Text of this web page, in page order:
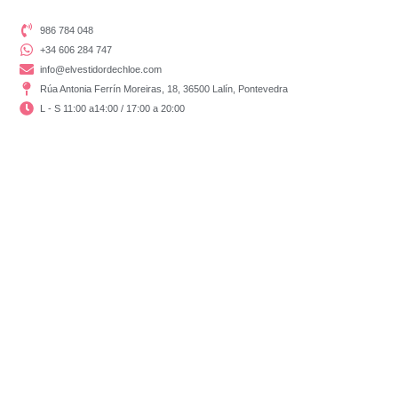
986 784 048
+34 606 284 747
info@elvestidordechloe.com
Rúa Antonia Ferrín Moreiras, 18, 36500 Lalín, Pontevedra
L - S 11:00 a14:00 / 17:00 a 20:00